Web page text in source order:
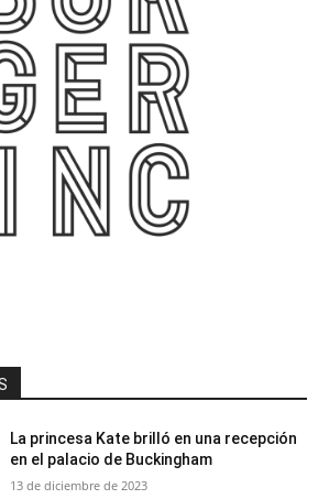
La princesa Kate brilló en una recepción
en el palacio de Buckingham
13 de diciembre de 2023